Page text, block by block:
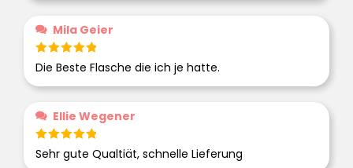
Mila Geier
Bewertet
mit5 von 5
Die Beste Flasche die ich je hatte.
Ellie Wegener
Bewertet
mit5 von 5
Sehr gute Qualtiät, schnelle Lieferung